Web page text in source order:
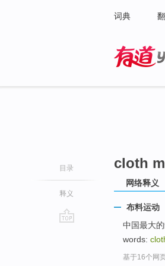
词典
目录
释义
cloth
网络释义
布料运动
中国最大
words:
基于16个网